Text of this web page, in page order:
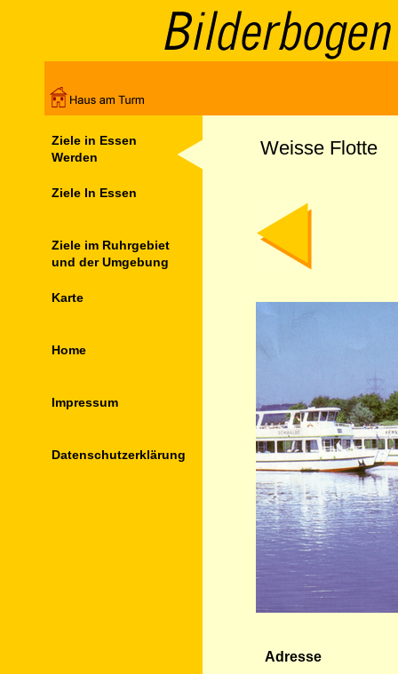
Ziele in Essen
Werden
Ziele In Essen
Ziele im Ruhrgebiet
und der Umgebung
Karte
Home
Impressum
Datenschutz­erklärung
Weisse Flotte
Adresse